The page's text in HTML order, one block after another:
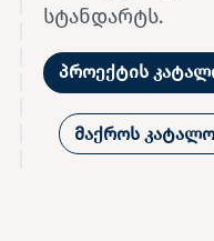
სტანდარტს.
პროექტის
მაქროს